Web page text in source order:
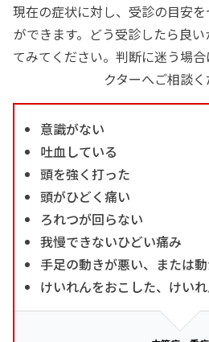
現在の症状に対し、受診の目安
ができます。どう受診したら良
てみてください。判断に迷う場
クターへご相談く
意識がない
吐血している
頭を強く打った
頭がひどく痛い
ろれつが回らない
我慢できないひどい痛み
手足の動きが悪い、または
けいれんをおこした、けい